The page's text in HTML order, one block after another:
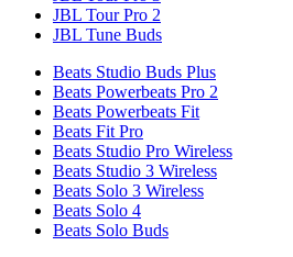
JBL Tour Pro 2
JBL Tune Buds
Beats Studio Buds Plus
Beats Powerbeats Pro 2
Beats Powerbeats Fit
Beats Fit Pro
Beats Studio Pro Wireless
Beats Studio 3 Wireless
Beats Solo 3 Wireless
Beats Solo 4
Beats Solo Buds